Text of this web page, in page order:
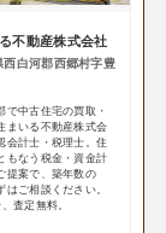
不動産株式会社
西白河郡西郷村字豊
で中古住宅の買取・
まいる不動産株式会
会計士・税理士。住
もなう税金・資金計
提案で、築年数の
ご相談ください。
査定無料。